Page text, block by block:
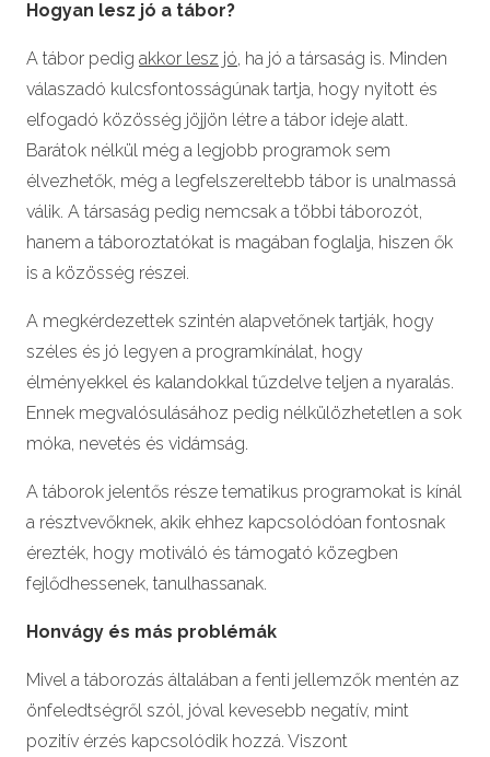
Hogyan lesz jó a tábor?
A tábor pedig akkor lesz jó, ha jó a társaság is. Minden
válaszadó kulcsfontosságúnak tartja, hogy nyitott és
elfogadó közösség jöjjön létre a tábor ideje alatt.
Barátok nélkül még a legjobb programok sem
élvezhetők, még a legfelszereltebb tábor is unalmassá
válik. A társaság pedig nemcsak a többi táborozót,
hanem a táboroztatókat is magában foglalja, hiszen ők
is a közösség részei.
A megkérdezettek szintén alapvetőnek tartják, hogy
széles és jó legyen a programkínálat, hogy
élményekkel és kalandokkal tűzdelve teljen a nyaralás.
Ennek megvalósulásához pedig nélkülözhetetlen a sok
móka, nevetés és vidámság.
A táborok jelentős része tematikus programokat is kínál
a résztvevőknek, akik ehhez kapcsolódóan fontosnak
érezték, hogy motiváló és támogató közegben
fejlődhessenek, tanulhassanak.
Honvágy és más problémák
Mivel a táborozás általában a fenti jellemzők mentén az
önfeledtségről szól, jóval kevesebb negatív, mint
pozitív érzés kapcsolódik hozzá. Viszont